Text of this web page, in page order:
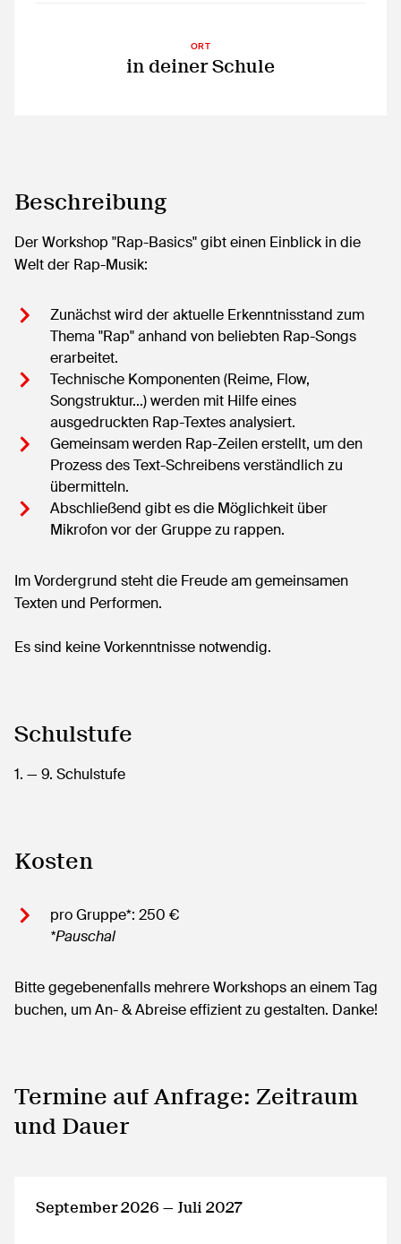
ORT
in deiner Schule
Beschreibung
Der Workshop "Rap-Basics" gibt einen Einblick in die
Welt der Rap-Musik:
Zunächst wird der aktuelle Erkenntnisstand zum
Thema "Rap" anhand von beliebten Rap-Songs
erarbeitet.
Technische Komponenten (Reime, Flow,
Songstruktur...) werden mit Hilfe eines
ausgedruckten Rap-Textes analysiert.
Gemeinsam werden Rap-Zeilen erstellt, um den
Prozess des Text-Schreibens verständlich zu
übermitteln.
Abschließend gibt es die Möglichkeit über
Mikrofon vor der Gruppe zu rappen.
Im Vordergrund steht die Freude am gemeinsamen
Texten und Performen.
Es sind keine Vorkenntnisse notwendig.
Schulstufe
1. — 9. Schulstufe
Kosten
pro Gruppe*: 250 €
*Pauschal
Bitte gegebenenfalls mehrere Workshops an einem Tag
buchen, um An- & Abreise effizient zu gestalten. Danke!
Termine auf Anfrage: Zeitraum
und Dauer
September 2026 — Juli 2027